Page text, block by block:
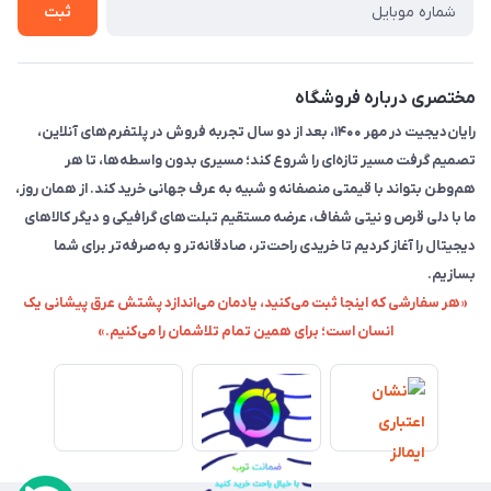
ثبت
مختصری درباره فروشگاه
رایان‌دیجیت در مهر ۱۴۰۰، بعد از دو سال تجربه فروش در پلتفرم‌های آنلاین،
تصمیم گرفت مسیر تازه‌ای را شروع کند؛ مسیری بدون واسطه‌ها، تا هر
هم‌وطن بتواند با قیمتی منصفانه و شبیه به عرف جهانی خرید کند. از همان روز،
ما با دلی قرص و نیتی شفاف، عرضه مستقیم تبلت‌های گرافیکی و دیگر کالاهای
دیجیتال را آغاز کردیم تا خریدی راحت‌تر، صادقانه‌تر و به‌صرفه‌تر برای شما
بسازیم.
«هر سفارشی که اینجا ثبت می‌کنید، یادمان می‌اندازد پشتش عرق پیشانی یک
انسان است؛ برای همین تمام تلاشمان را می‌کنیم.»